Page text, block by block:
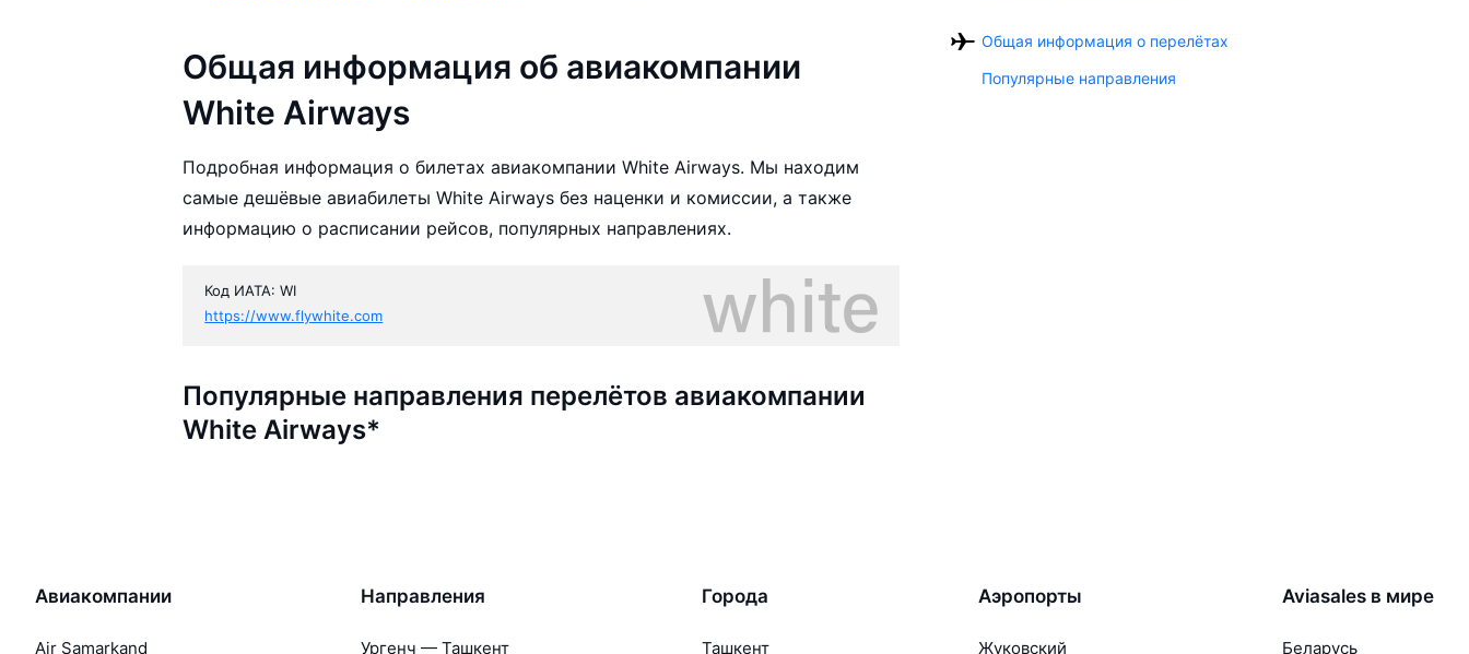
Общая информация об авиакомпании
White Airways
Подробная информация о билетах авиакомпании White Airways. Мы находим
самые дешёвые авиабилеты White Airways без наценки и комиссии, а также
информацию о расписании рейсов, популярных направлениях.
Код ИАТА: WI
https://www.flywhite.com
Популярные направления перелётов авиакомпании
White Airways*
Общая информация о перелётах
Популярные направления
Авиакомпании
Air Samarkand
Направления
Ургенч — Ташкент
Города
Ташкент
Аэропорты
Жуковский
Aviasales в мире
Беларусь